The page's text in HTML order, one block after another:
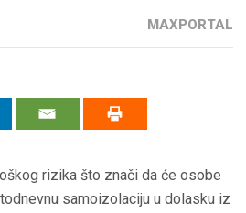
MAXPORTAL
rizika što znači da će osobe
samoizolaciju u dolasku iz